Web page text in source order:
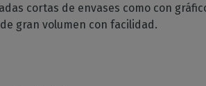
cortas de envases como con
gran volumen con facilidad.